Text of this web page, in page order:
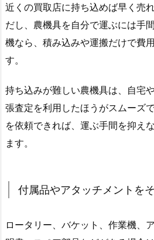
近くの買取店に持ち込めば早く売
だし、農機具を自分で運ぶには手
機なら、積み込みや運搬だけで費
す。
持ち込みが難しい農機具は、自宅
張査定を利用したほうがスムーズ
を依頼できれば、運ぶ手間を抑え
ます。
付属品やアタッチメントを
ロータリー、バケット、作業機、